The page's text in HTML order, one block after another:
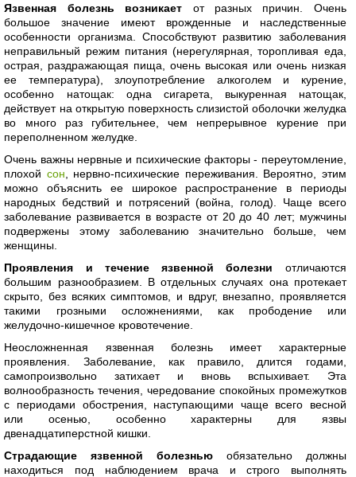
Язвенная болезнь возникает от разных причин. Очень
большое значение имеют врожденные и наследственные
особенности организма. Способствуют развитию заболевания
неправильный режим питания (нерегулярная, торопливая еда,
острая, раздражающая пища, очень высокая или очень низкая
ее температура), злоупотребление алкоголем и курение,
особенно натощак: одна сигарета, выкуренная натощак,
действует на открытую поверхность слизистой оболочки желудка
во много раз губительнее, чем непрерывное курение при
переполненном желудке.
Очень важны нервные и психические факторы - переутомление,
плохой сон , нервно-психические переживания. Вероятно, этим
можно объяснить ее широкое распространение в периоды
народных бедствий и потрясений (война, голод). Чаще всего
заболевание развивается в возрасте от 20 до 40 лет; мужчины
подвержены этому заболеванию значительно больше, чем
женщины.
Проявления и течение язвенной болезни отличаются
большим разнообразием. В отдельных случаях она протекает
скрыто, без всяких симптомов, и вдруг, внезапно, проявляется
такими грозными осложнениями, как прободение или
желудочно-кишечное кровотечение.
Неосложненная язвенная болезнь имеет характерные
проявления. Заболевание, как правило, длится годами,
самопроизвольно затихает и вновь вспыхивает. Эта
волнообразность течения, чередование спокойных промежутков
с периодами обострения, наступающими чаще всего весной
или осенью, особенно характерны для язвы
двенадцатиперстной кишки.
Страдающие язвенной болезнью обязательно должны
находиться под наблюдением врача и строго выполнять